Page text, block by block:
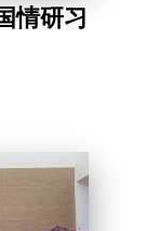
情研习